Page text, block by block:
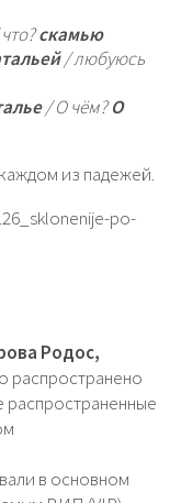
скамью
/ любуюсь
/ О чём?О
из падежей.
po-
Родос,
распространено
распространенные
в основном